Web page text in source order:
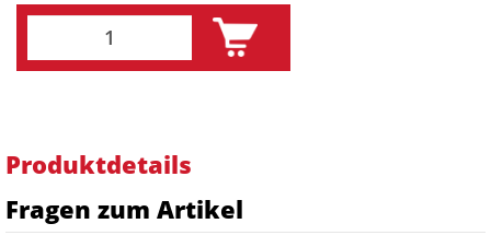
Produktdetails
Fragen zum Artikel